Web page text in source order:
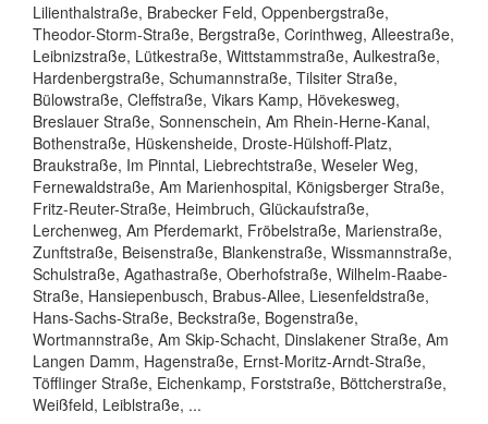
Lilienthalstraße, Brabecker Feld, Oppenbergstraße,
Theodor-Storm-Straße, Bergstraße, Corinthweg, Alleestraße,
Leibnizstraße, Lütkestraße, Wittstammstraße, Aulkestraße,
Hardenbergstraße, Schumannstraße, Tilsiter Straße,
Bülowstraße, Cleffstraße, Vikars Kamp, Hövekesweg,
Breslauer Straße, Sonnenschein, Am Rhein-Herne-Kanal,
Bothenstraße, Hüskensheide, Droste-Hülshoff-Platz,
Braukstraße, Im Pinntal, Liebrechtstraße, Weseler Weg,
Fernewaldstraße, Am Marienhospital, Königsberger Straße,
Fritz-Reuter-Straße, Heimbruch, Glückaufstraße,
Lerchenweg, Am Pferdemarkt, Fröbelstraße, Marienstraße,
Zunftstraße, Beisenstraße, Blankenstraße, Wissmannstraße,
Schulstraße, Agathastraße, Oberhofstraße, Wilhelm-Raabe-
Straße, Hansiepenbusch, Brabus-Allee, Liesenfeldstraße,
Hans-Sachs-Straße, Beckstraße, Bogenstraße,
Wortmannstraße, Am Skip-Schacht, Dinslakener Straße, Am
Langen Damm, Hagenstraße, Ernst-Moritz-Arndt-Straße,
Töfflinger Straße, Eichenkamp, Forststraße, Böttcherstraße,
Weißfeld, Leiblstraße, ...